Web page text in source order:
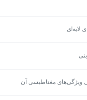
لایه‌ای
ویژگی‌های مغناطیسی آن